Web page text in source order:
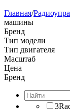
Главная/
машины
Бренд
Тип модели
Тип двигателя
Масштаб
Цена
Бренд